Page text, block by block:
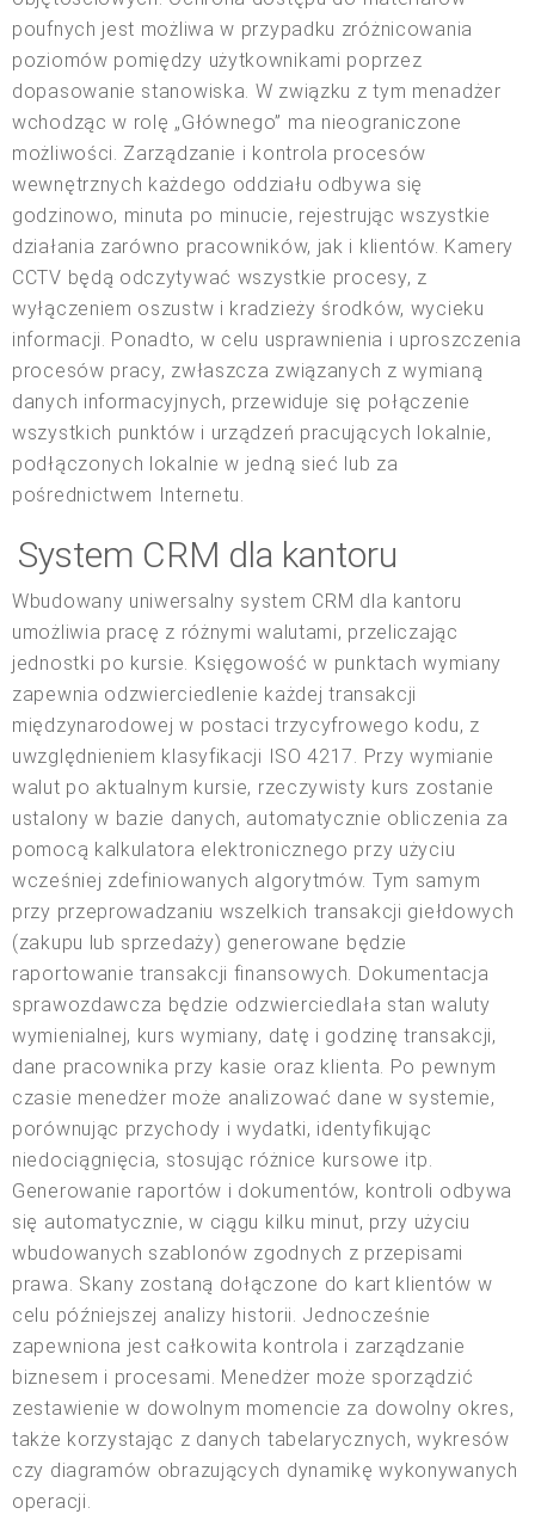
poufnych jest możliwa w przypadku zróżnicowania
poziomów pomiędzy użytkownikami poprzez
dopasowanie stanowiska. W związku z tym menadżer
wchodząc w rolę „Głównego” ma nieograniczone
możliwości. Zarządzanie i kontrola procesów
wewnętrznych każdego oddziału odbywa się
godzinowo, minuta po minucie, rejestrując wszystkie
działania zarówno pracowników, jak i klientów. Kamery
CCTV będą odczytywać wszystkie procesy, z
wyłączeniem oszustw i kradzieży środków, wycieku
informacji. Ponadto, w celu usprawnienia i uproszczenia
procesów pracy, zwłaszcza związanych z wymianą
danych informacyjnych, przewiduje się połączenie
wszystkich punktów i urządzeń pracujących lokalnie,
podłączonych lokalnie w jedną sieć lub za
pośrednictwem Internetu.
System CRM dla kantoru
Wbudowany uniwersalny system CRM dla kantoru
umożliwia pracę z różnymi walutami, przeliczając
jednostki po kursie. Księgowość w punktach wymiany
zapewnia odzwierciedlenie każdej transakcji
międzynarodowej w postaci trzycyfrowego kodu, z
uwzględnieniem klasyfikacji ISO 4217. Przy wymianie
walut po aktualnym kursie, rzeczywisty kurs zostanie
ustalony w bazie danych, automatycznie obliczenia za
pomocą kalkulatora elektronicznego przy użyciu
wcześniej zdefiniowanych algorytmów. Tym samym
przy przeprowadzaniu wszelkich transakcji giełdowych
(zakupu lub sprzedaży) generowane będzie
raportowanie transakcji finansowych. Dokumentacja
sprawozdawcza będzie odzwierciedlała stan waluty
wymienialnej, kurs wymiany, datę i godzinę transakcji,
dane pracownika przy kasie oraz klienta. Po pewnym
czasie menedżer może analizować dane w systemie,
porównując przychody i wydatki, identyfikując
niedociągnięcia, stosując różnice kursowe itp.
Generowanie raportów i dokumentów, kontroli odbywa
się automatycznie, w ciągu kilku minut, przy użyciu
wbudowanych szablonów zgodnych z przepisami
prawa. Skany zostaną dołączone do kart klientów w
celu późniejszej analizy historii. Jednocześnie
zapewniona jest całkowita kontrola i zarządzanie
biznesem i procesami. Menedżer może sporządzić
zestawienie w dowolnym momencie za dowolny okres,
także korzystając z danych tabelarycznych, wykresów
czy diagramów obrazujących dynamikę wykonywanych
operacji.